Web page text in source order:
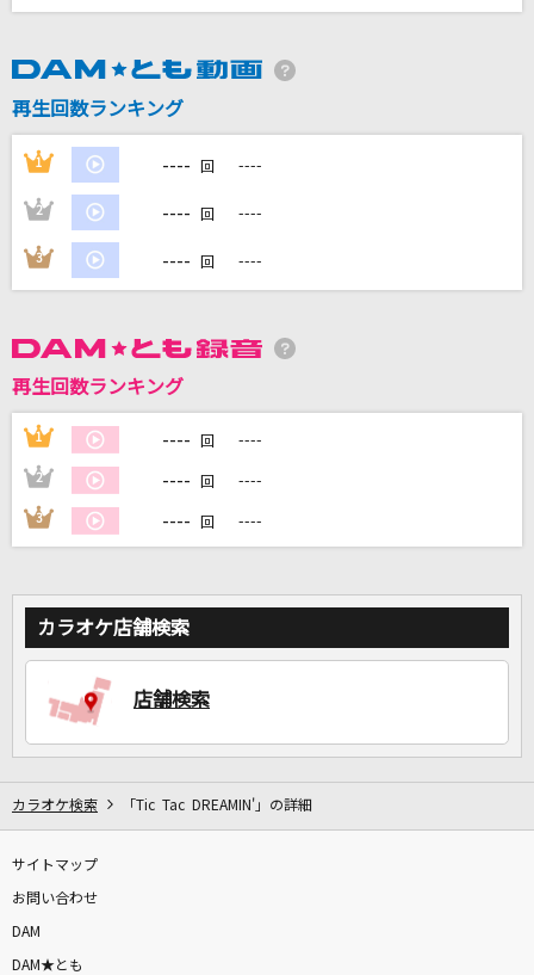
サザンオールスターズ
ネオラダイト
9Lana
TAKE ME HIGHER
V6
SIAM SHADE
ちょこっとLOVE
プッチモニ
カラオケをもっと楽しもう！
再生回数ランキング
1 ---- 回 ----
2 ---- 回 ----
3 ---- 回 ----
再生回数ランキング
1 ---- 回 ----
2 ---- 回 ----
3 ---- 回 ----
カラオケ店舗検索
店舗検索
カラオケ検索 「Tic Tac DREAMIN'」の詳細
サイトマップ
お問い合わせ
DAM
DAM★とも